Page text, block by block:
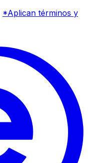
*Aplican términos y